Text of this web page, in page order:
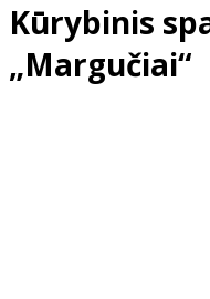
Kūrybinis
„Margučiai“